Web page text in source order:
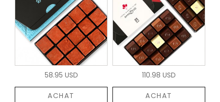
58.95 USD
ACHAT
110.98 USD
ACHAT